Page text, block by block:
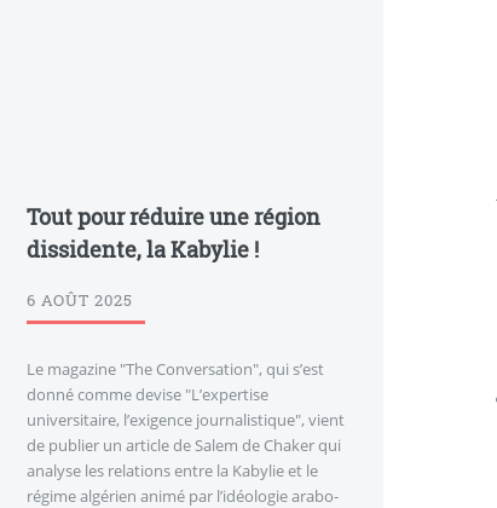
Tout pour réduire une région
dissidente, la Kabylie !
6 AOÛT 2025
Le magazine "The Conversation", qui s’est
donné comme devise "L’expertise
universitaire, l’exigence journalistique", vient
de publier un article de Salem de Chaker qui
analyse les relations entre la Kabylie et le
régime algérien animé par l’idéologie arabo-